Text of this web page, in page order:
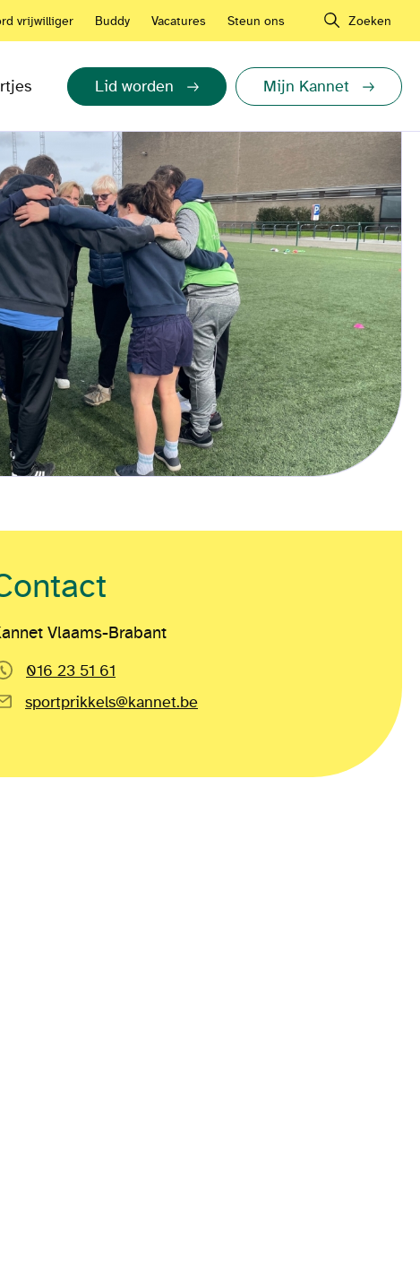
vrijwilliger Buddy Vacatures Steun ons Zoeken
Lid worden Mijn Kannet
Vlaams-Brabant
016 23 51 61
sportprikkels@kannet.be